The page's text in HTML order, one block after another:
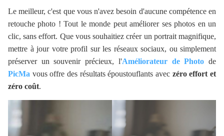
Le meilleur, c'est que vous n'avez besoin d'aucune compétence en
retouche photo ! Tout le monde peut améliorer ses photos en un
clic, sans effort. Que vous souhaitiez créer un portrait magnifique,
mettre à jour votre profil sur les réseaux sociaux, ou simplement
préserver un souvenir précieux, l'Améliorateur de Photo de
PicMa vous offre des résultats époustouflants avec zéro effort et
zéro coût.